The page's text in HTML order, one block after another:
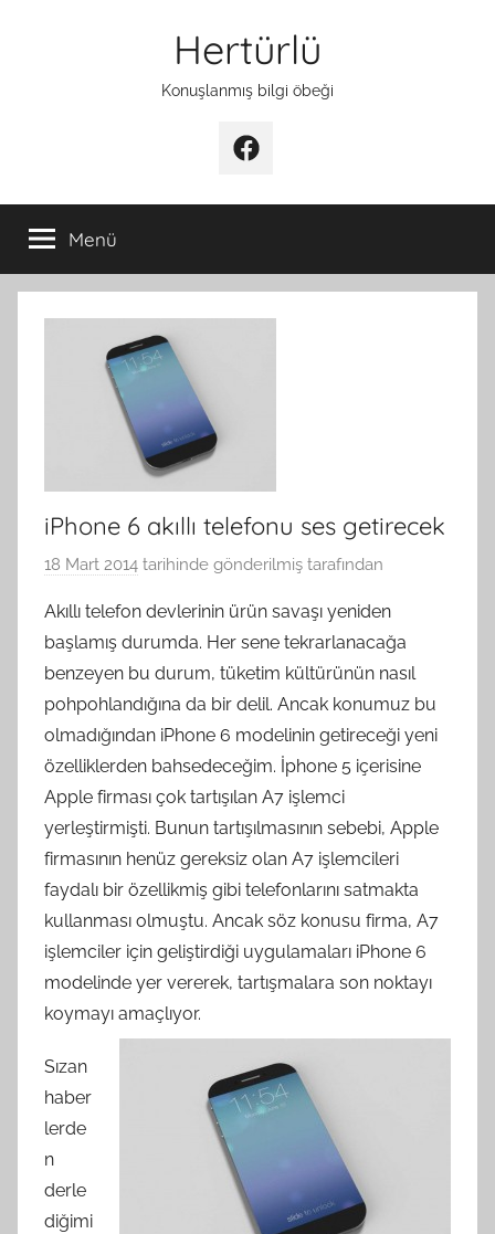
Hertürlü
Konuşlanmış bilgi öbeği
Facebook
Menü
iPhone 6 akıllı telefonu ses getirecek
18 Mart 2014 tarihinde gönderilmiş tarafından
Akıllı telefon devlerinin ürün savaşı yeniden
başlamış durumda. Her sene tekrarlanacağa
benzeyen bu durum, tüketim kültürünün nasıl
pohpohlandığına da bir delil. Ancak konumuz bu
olmadığından iPhone 6 modelinin getireceği yeni
özelliklerden bahsedeceğim. İphone 5 içerisine
Apple firması çok tartışılan A7 işlemci
yerleştirmişti. Bunun tartışılmasının sebebi, Apple
firmasının henüz gereksiz olan A7 işlemcileri
faydalı bir özellikmiş gibi telefonlarını satmakta
kullanması olmuştu. Ancak söz konusu firma, A7
işlemciler için geliştirdiği uygulamaları iPhone 6
modelinde yer vererek, tartışmalara son noktayı
koymayı amaçlıyor.
Sızan
haber
lerde
n
derle
diğimi